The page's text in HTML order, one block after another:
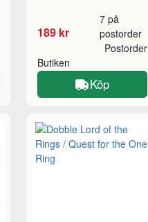
189 kr
7 på
postorder
Butiken
Postorder
Köp